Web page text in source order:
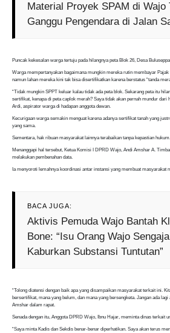
Material Proyek SPAM di Wajo
Ganggu Pengendara di Jalan
Puncak kekesalan warga tertuju pada hilangnya peta Blok 26, Desa
Warga mempertanyakan bagaimana mungkin mereka rutin membayar
namun lahan mereka kini tak bisa disertifikatkan karena berstatus “tanda
“Tidak mungkin SPPT keluar kalau tidak ada peta blok. Sekarang peta itu
sertifikat, kenapa di peta caplok merah? Saya tidak akan pernah mundur dari
Ardi, aspirator warga di hadapan anggota dewan.
Kecurigaan warga semakin menguat karena adanya sertifikat tanah yang
yang sama.
Sementara, hak ribuan masyarakat lainnya terabaikan tanpa kepastian hukum.
Menanggapi hal tersebut, Ketua Komisi I DPRD Wajo, Andi Amshar A.
melakukan pembenahan data.
Ia menyoroti lemahnya koordinasi antar instansi yang membuat masyarakat
BACA JUGA:
Aktivis Pemuda Wajo Bantah
Bone: “Isu Orang Wajo
Kaburkan Substansi Tuntutan”
“Tolong diatensi dengan baik apa yang disampaikan masyarakat terkait ini.
bersertifikat, mana yang belum, dan mana yang bersengketa. Jangan ada
Amshar dalam rapat.
Senada dengan itu, Anggota DPRD Wajo, Ibnu Hajar, meminta dinas terkait
“Saya minta Kadis dan Sekdis benar-benar diperhatikan. Saya akan terus